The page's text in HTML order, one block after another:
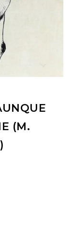
(M.